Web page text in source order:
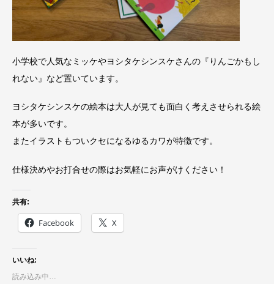
小学校で人気なミッケやヨシタケシンスケさんの『りんごかもし
れない』など置いています。
ヨシタケシンスケの絵本は大人が見ても面白く考えさせられる絵
本が多いです。
またイラストもついクセになるゆるカワが特徴です。
仕様決めやお打合せの際はお気軽にお声がけください！
共有:
Facebook X
いいね:
読み込み中…